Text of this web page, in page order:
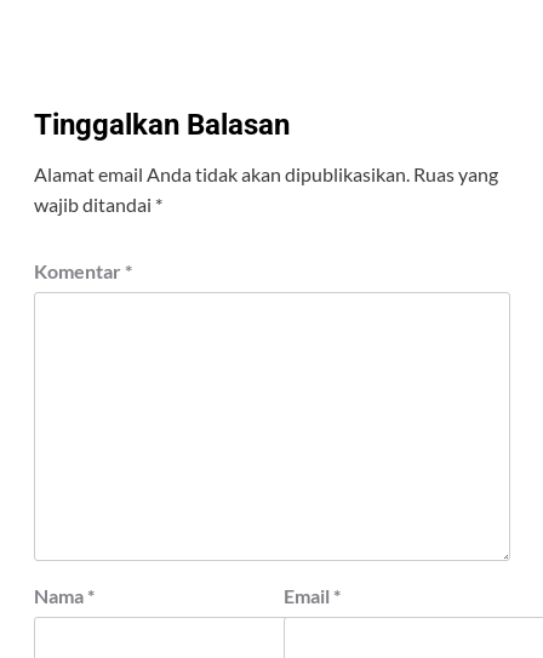
Tinggalkan Balasan
Alamat email Anda tidak akan dipublikasikan. Ruas yang
wajib ditandai *
Komentar *
Nama * Email *